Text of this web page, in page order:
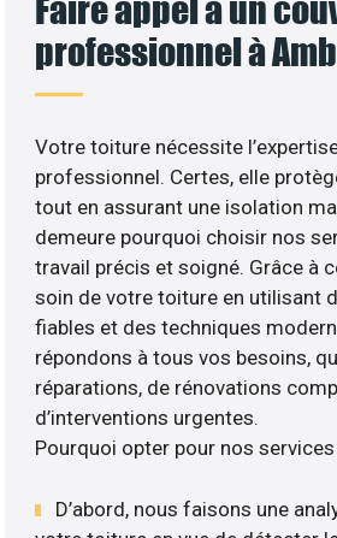
Faire appel à un
professionnel à
Votre toiture nécessite
professionnel. Certes, elle
tout en assurant une isolation
demeure pourquoi choisir nos
travail précis et soigné. Grâce à
soin de votre toiture en utilisant
fiables et des techniques
répondons à tous vos besoins,
réparations, de rénovations
d’interventions urgentes.
Pourquoi opter pour nos services
D’abord, nous faisons une